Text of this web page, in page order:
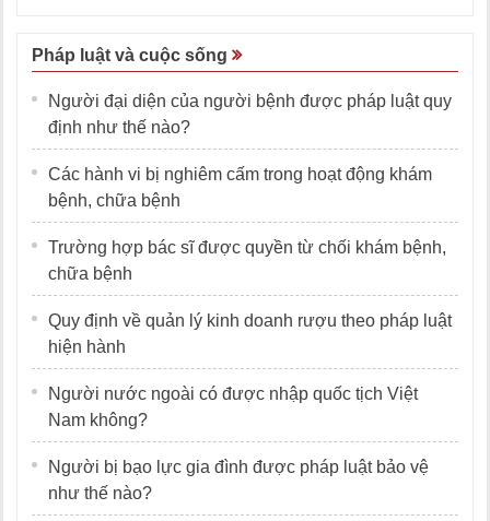
Pháp luật và cuộc sống
Người đại diện của người bệnh được pháp luật quy
định như thế nào?
Các hành vi bị nghiêm cấm trong hoạt động khám
bệnh, chữa bệnh
Trường hợp bác sĩ được quyền từ chối khám bệnh,
chữa bệnh
Quy định về quản lý kinh doanh rượu theo pháp luật
hiện hành
Người nước ngoài có được nhập quốc tịch Việt
Nam không?
Người bị bạo lực gia đình được pháp luật bảo vệ
như thế nào?